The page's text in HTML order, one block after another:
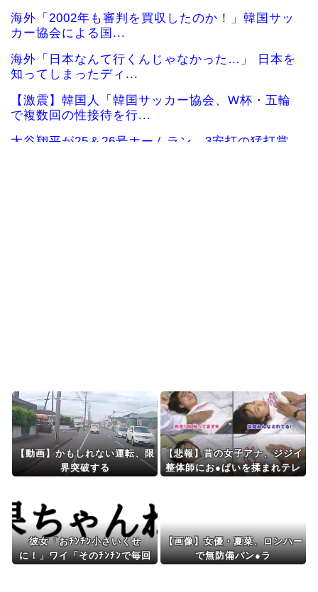
海外「2002年も審判を買収したのか！」韓国サッ
カー協会による国...
海外「日本なんて行くんじゃなかった…」 日本を
知ってしまったディ...
【激震】韓国人「韓国サッカー協会、W杯・五輪
で複数回の性接待を行...
大谷翔平が25＆26号ホームラン、3安打の猛打賞
Powered by livedoor 相互RSS
【動画】かもしれない運転、限
界突破する
【悲報】昔の女子アナ、ジジイ
整体師にお●ぱいを揉まれテレ
彼女「おﾁﾝﾁﾝ小さいくせ
に！」ワイ「そのﾁﾝﾁﾝで毎回
【画像】女優・夏菜、ロンハー
で無防備パン●ラ